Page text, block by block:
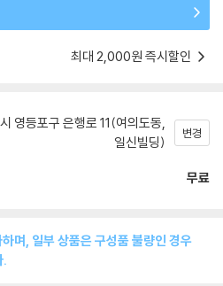
최대 2,000원 즉시할인
영등포구 은행로 11(여의도동,
일신빌딩)
변경
무료
며, 일부 상품은 구성품 불량인 경우
.